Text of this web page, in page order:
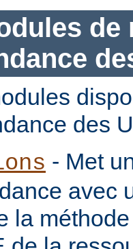
de
des
- Met
avec
la